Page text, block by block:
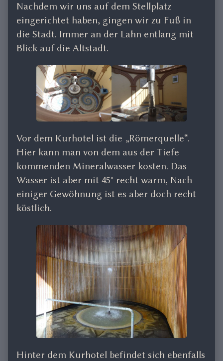
Nachdem wir uns auf dem Stellplatz
eingerichtet haben, gingen wir zu Fuß in
die Stadt. Immer an der Lahn entlang mit
Blick auf die Altstadt.
Vor dem Kurhotel ist die „Römerquelle“.
Hier kann man von dem aus der Tiefe
kommenden Mineralwasser kosten. Das
Wasser ist aber mit 45° recht warm, Nach
einiger Gewöhnung ist es aber doch recht
köstlich.
Hinter dem Kurhotel befindet sich ebenfalls